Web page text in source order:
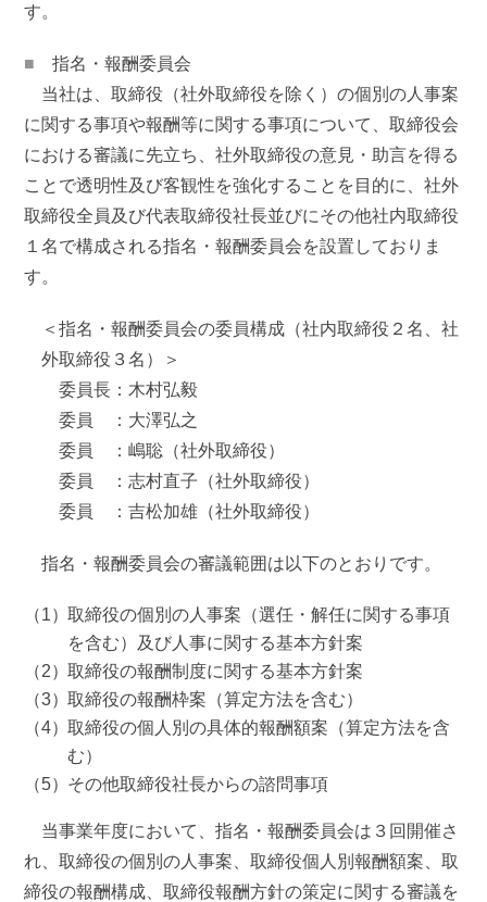
す。
■ 指名・報酬委員会
当社は、取締役（社外取締役を除く）の個別の人事案
に関する事項や報酬等に関する事項について、取締役会
における審議に先立ち、社外取締役の意見・助言を得る
ことで透明性及び客観性を強化することを目的に、社外
取締役全員及び代表取締役社長並びにその他社内取締役
１名で構成される指名・報酬委員会を設置しておりま
す。
＜指名・報酬委員会の委員構成（社内取締役２名、社
外取締役３名）＞
委員長：木村弘毅
委員 ：大澤弘之
委員 ：嶋聡（社外取締役）
委員 ：志村直子（社外取締役）
委員 ：吉松加雄（社外取締役）
指名・報酬委員会の審議範囲は以下のとおりです。
取締役の個別の人事案（選任・解任に関する事項
を含む）及び人事に関する基本方針案
取締役の報酬制度に関する基本方針案
取締役の報酬枠案（算定方法を含む）
取締役の個人別の具体的報酬額案（算定方法を含
む）
その他取締役社長からの諮問事項
当事業年度において、指名・報酬委員会は３回開催さ
れ、取締役の個別の人事案、取締役個人別報酬額案、取
締役の報酬構成、取締役報酬方針の策定に関する審議を